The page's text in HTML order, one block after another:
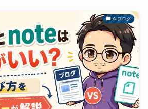
AIブログ